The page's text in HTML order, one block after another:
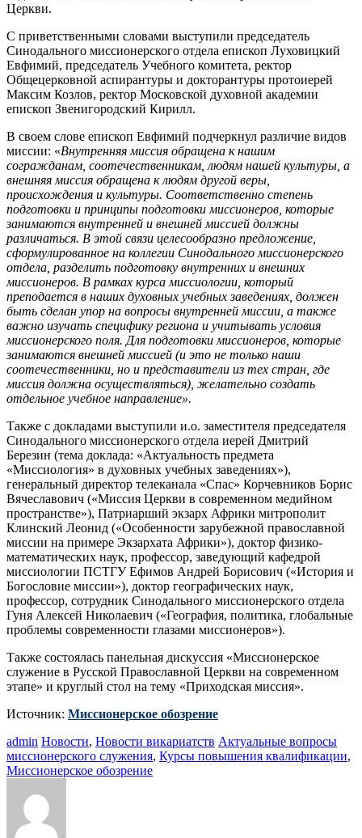
Церкви.
С приветственными словами выступили председатель
Синодального миссионерского отдела епископ Луховицкий
Евфимий, председатель Учебного комитета, ректор
Общецерковной аспирантуры и докторантуры протоиерей
Максим Козлов, ректор Московской духовной академии
епископ Звенигородский Кирилл.
В своем слове епископ Евфимий подчеркнул различие видов
миссии: «Внутренняя миссия обращена к нашим
согражданам, соотечественникам, людям нашей культуры, а
внешняя миссия обращена к людям другой веры,
происхождения и культуры. Соответственно степень
подготовки и принципы подготовки миссионеров, которые
занимаются внутренней и внешней миссией должны
различаться. В этой связи целесообразно предложение,
сформулированное на коллегии Синодального миссионерского
отдела, разделить подготовку внутренних и внешних
миссионеров. В рамках курса миссиологии, который
преподается в наших духовных учебных заведениях, должен
быть сделан упор на вопросы внутренней миссии, а также
важно изучать специфику региона и учитывать условия
миссионерского поля. Для подготовки миссионеров, которые
занимаются внешней миссией (и это не только наши
соотечественники, но и представители из тех стран, где
миссия должна осуществляться), желательно создать
отдельное учебное направление».
Также с докладами выступили и.о. заместителя председателя
Синодального миссионерского отдела иерей Дмитрий
Березин (тема доклада: «Актуальность предмета
«Миссиология» в духовных учебных заведениях»),
генеральный директор телеканала «Спас» Корчевников Борис
Вячеславович («Миссия Церкви в современном медийном
пространстве»), Патриарший экзарх Африки митрополит
Клинский Леонид («Особенности зарубежной православной
миссии на примере Экзархата Африки»), доктор физико-
математических наук, профессор, заведующий кафедрой
миссиологии ПСТГУ Ефимов Андрей Борисович («История и
Богословие миссии»), доктор географических наук,
профессор, сотрудник Синодального миссионерского отдела
Гуня Алексей Николаевич («География, политика, глобальные
проблемы современности глазами миссионеров»).
Также состоялась панельная дискуссия «Миссионерское
служение в Русской Православной Церкви на современном
этапе» и круглый стол на тему «Приходская миссия».
Источник: Миссионерское обозрение
admin Новости, Новости викариатств Актуальные вопросы
миссионерского служения, Курсы повышения квалификации,
Миссионерское обозрение